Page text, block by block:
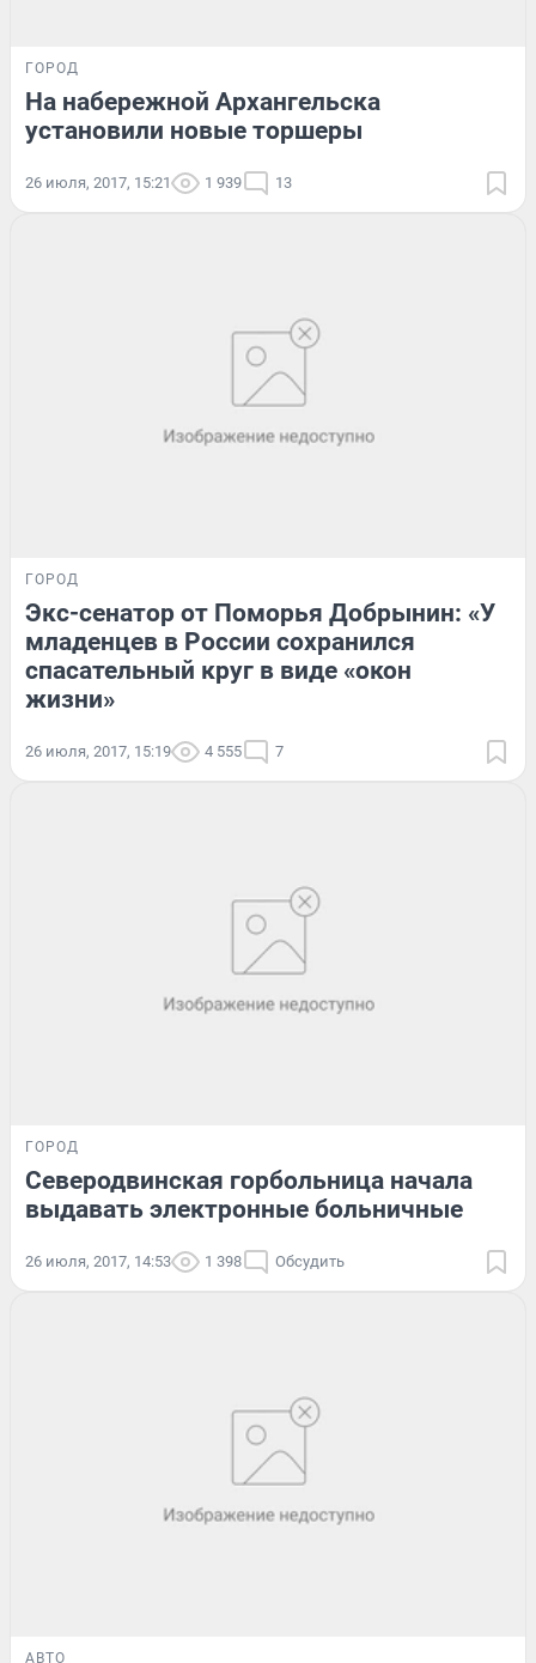
ГОРОД
На набережной Архангельска
установили новые торшеры
26 июля, 2017, 15:21 1 939 13
ГОРОД
Экс-сенатор от Поморья Добрынин: «У
младенцев в России сохранился
спасательный круг в виде «окон
жизни»
26 июля, 2017, 15:19 4 555 7
ГОРОД
Северодвинская горбольница начала
выдавать электронные больничные
26 июля, 2017, 14:53 1 398 Обсудить
АВТО